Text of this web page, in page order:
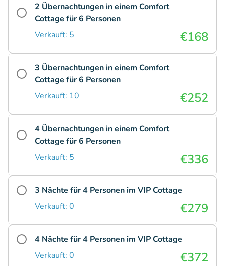
2 Übernachtungen in einem Comfort
Cottage für 6 Personen
Verkauft: 5
€168
3 Übernachtungen in einem Comfort
Cottage für 6 Personen
Verkauft: 10
€252
4 Übernachtungen in einem Comfort
Cottage für 6 Personen
Verkauft: 5
€336
3 Nächte für 4 Personen im VIP Cottage
Verkauft: 0
€279
4 Nächte für 4 Personen im VIP Cottage
Verkauft: 0
€372